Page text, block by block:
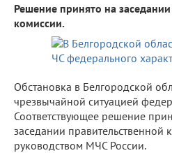
Решение принято на
комиссии.
Обстановка в Белгородской
чрезвычайной ситуацией
Соответствующее решение
заседании правительственной
руководством МЧС России.